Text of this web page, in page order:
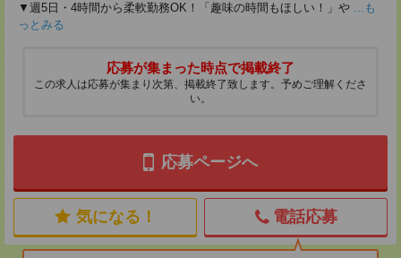
▼週5日・4時間から柔軟勤務OK！「趣味の時間もほしい！」や ...も
っとみる
応募が集まった時点で掲載終了
この求人は応募が集まり次第、掲載終了致します。予めご理解くださ
い。
応募ページへ
気になる！ 電話応募